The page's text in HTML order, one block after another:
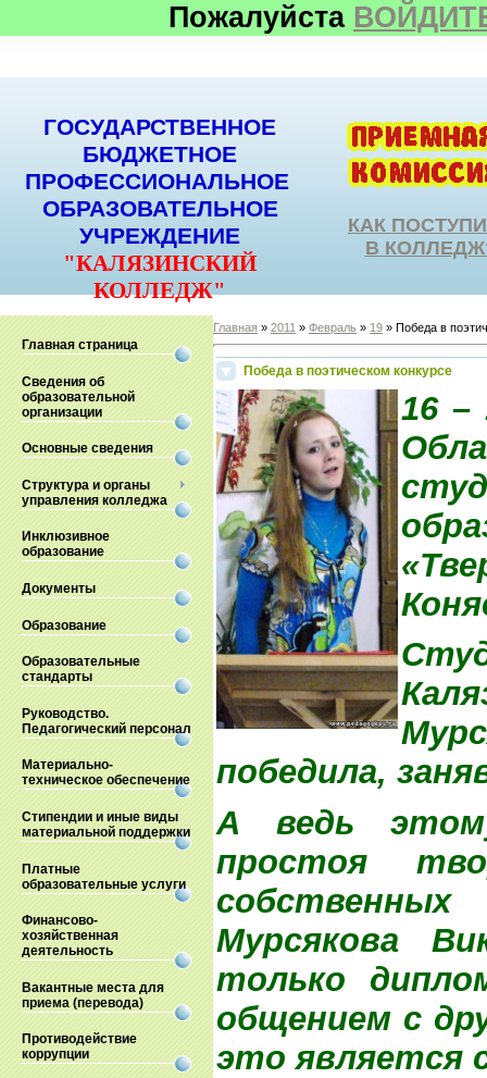
Пожалуйста
ГОСУДАРСТВЕННОЕ
БЮДЖЕТНОЕ
ПРОФЕССИОНАЛЬНОЕ
ОБРАЗОВАТЕЛЬНОЕ
УЧРЕЖДЕНИЕ
"КАЛЯЗИНСКИЙ
КОЛЛЕДЖ"
КАК
В
Главная страница
Сведения об
образовательной
организации
Основные сведения
Структура и органы
управления колледжа
Инклюзивное
образование
Документы
Образование
Образовательные
стандарты
Руководство.
Педагогический персонал
Материально-
техническое обеспечение
Стипендии и иные виды
материальной поддержки
Платные
образовательные услуги
Финансово-
хозяйственная
деятельность
Вакантные места для
приема (перевода)
Противодействие
коррупции
Главная » 2011 » Февраль » 19 » Победа в
Победа в поэтическом конкурсе
16 –
победила,
А ведь
простоя
собственных
Мурсякова
только
общением с
это является